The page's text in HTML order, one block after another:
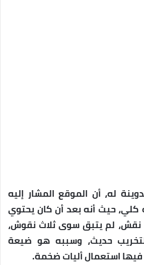
له، أن الموقع المشار إليه
حيث أنه بعد أن كان يحتوي
نقش، لم يتبق سوى ثلاث نقوش،
حديث، وسببه هو ضيعة
فيها استعمال أليات ضخمة.